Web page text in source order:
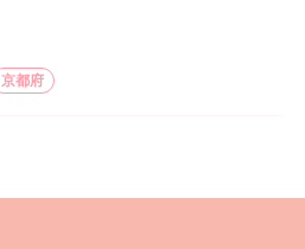
京都府